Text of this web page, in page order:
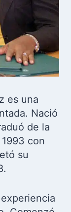
es una
Nació
de la
con
su